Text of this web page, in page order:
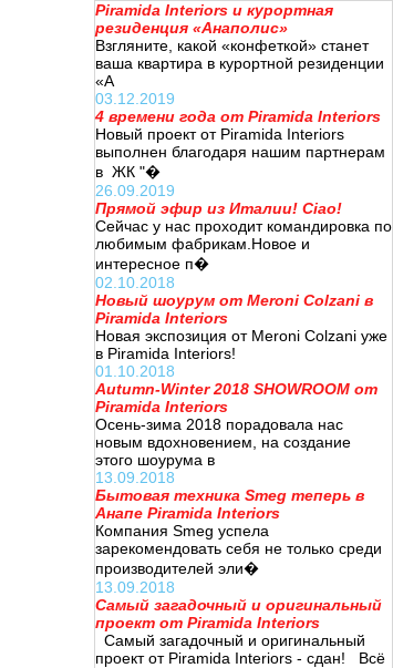
Piramida Interiors и курортная
резиденция «Анаполис»
Взгляните, какой «конфеткой» станет
ваша квартира в курортной резиденции
«А
03.12.2019
4 времени года от Piramida Interiors
Новый проект от Piramida Interiors
выполнен благодаря нашим партнерам
в ЖК "�
26.09.2019
Прямой эфир из Италии! Ciao!
Сейчас у нас проходит командировка по
любимым фабрикам.Новое и
интересное п�
02.10.2018
Новый шоурум от Meroni Colzani в
Piramida Interiors
Новая экспозиция от Meroni Colzani уже
в Piramida Interiors!
01.10.2018
Autumn-Winter 2018 SHOWROOM от
Piramida Interiors
Осень-зима 2018 порадовала нас
новым вдохновением, на создание
этого шоурума в
13.09.2018
Бытовая техника Smeg теперь в
Анапе Piramida Interiors
Компания Smeg успела
зарекомендовать себя не только среди
производителей эли�
13.09.2018
Самый загадочный и оригинальный
проект от Piramida Interiors
Самый загадочный и оригинальный
проект от Piramida Interiors - сдан! Всё